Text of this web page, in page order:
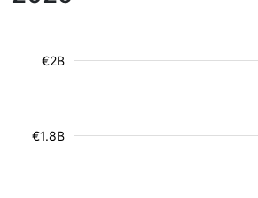
€1.8B
€2B